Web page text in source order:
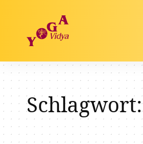
Schlagwort: